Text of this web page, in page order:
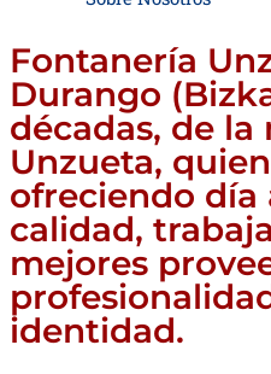
Fontanería
Durango
décadas, de la
Unzueta,
ofreciendo día
calidad,
mejores
identidad.